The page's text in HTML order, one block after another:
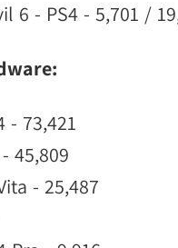
6 - PS4 - 5,701 /
- 73,421
45,809
- 25,487